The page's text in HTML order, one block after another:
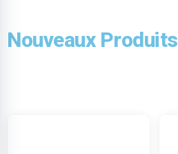
Nouveaux Produits